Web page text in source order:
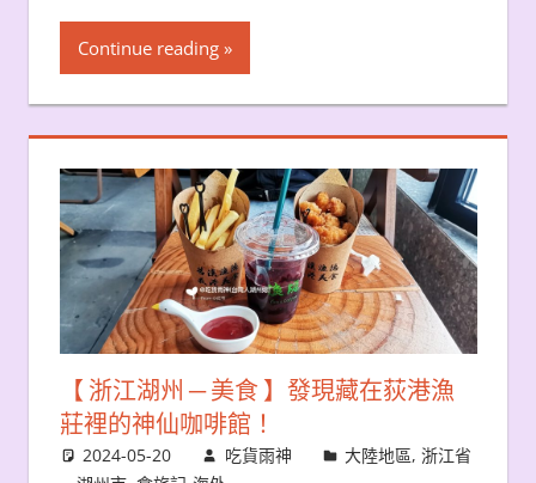
Continue reading
【 浙江湖州 ─ 美食 】發現藏在荻港漁
莊裡的神仙咖啡館！
2024-05-20 吃貨雨神 大陸地區,浙江省